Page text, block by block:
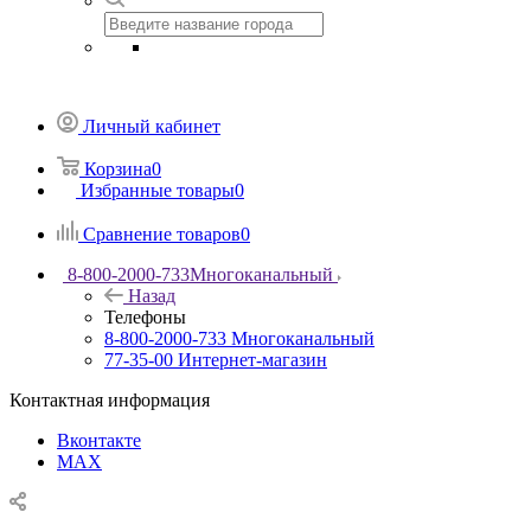
Личный кабинет
Корзина0
Избранные товары0
Сравнение товаров0
8-800-2000-733Многоканальный
Назад
Телефоны
8-800-2000-733 Многоканальный
77-35-00 Интернет-магазин
Контактная информация
Вконтакте
MAX